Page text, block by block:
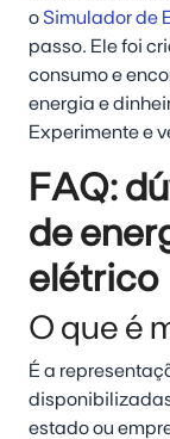
o Simulador de
passo. Ele foi
consumo e
energia e
Experimente e
FAQ:
de
elétrico
O que é
É a
estado ou